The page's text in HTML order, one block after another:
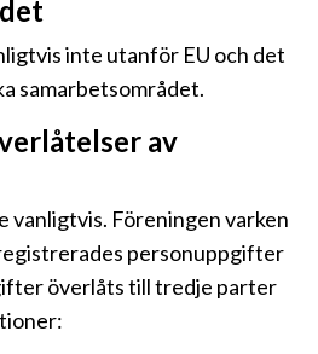
inte utanför EU och det
samarbetsområdet.
av
vanligtvis. Föreningen varken
personuppgifter
överlåts till tredje parter